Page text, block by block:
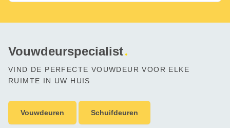
Vouwdeurspecialist
VIND DE PERFECTE VOUWDEUR VOOR ELKE
RUIMTE IN UW HUIS
Vouwdeuren Schuifdeuren